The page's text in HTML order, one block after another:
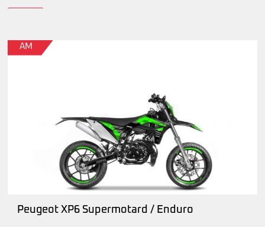
AM
Peugeot XP6 Supermotard / Enduro